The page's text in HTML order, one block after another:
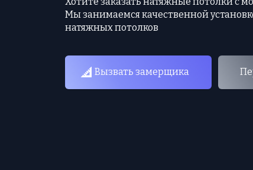
Мы занимаемся качественной
натяжных потолков
Вызвать замерщика